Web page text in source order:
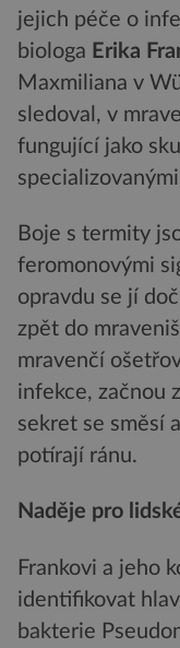
jejich péče o
biologa Erika
Maxmiliana v
sledoval, v
fungující jako
Boje s termity
feromonovými
opravdu se jí
zpět do
mravenčí
infekce, začnou
sekret se směsí
potírají ránu.
Naděje pro
Frankovi a jeho
identifikovat
bakterie